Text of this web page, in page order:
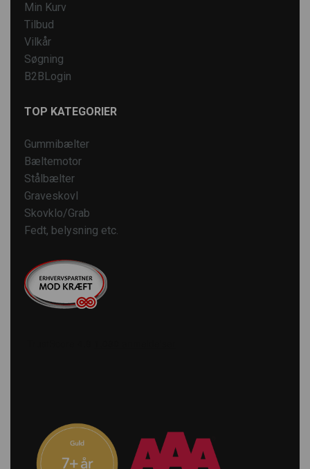
Min Kurv
Tilbud
Vilkår
Søgning
B2BLogin
TOP KATEGORIER
Gummibælter
Bæltemotor
Stålbælter
Graveskovl
Skovklo/Grab
Fedt, belysning etc.